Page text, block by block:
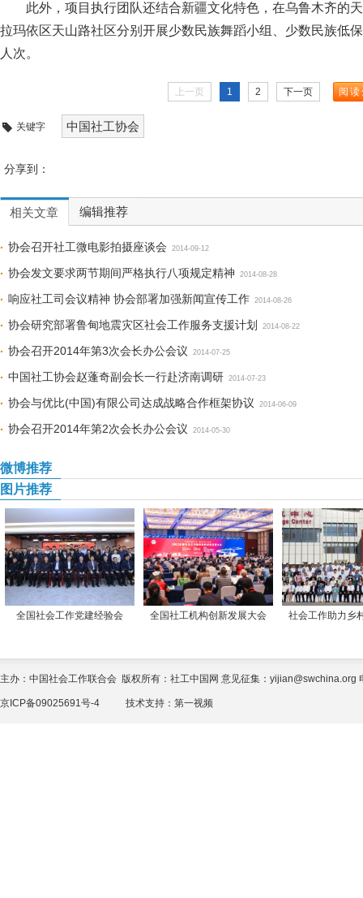
此外，项目执行团队还结合新疆文化特色，在乌鲁木齐的
拉玛依区天山路社区分别开展少数民族舞蹈小组、少数民族低
人次。
上一页 1 2 下一页 阅读
关键字 中国社工协会
分享到：
相关文章 编辑推荐
协会召开社工微电影拍摄座谈会 2014-09-12
协会发文要求两节期间严格执行八项规定精神 2014-08-28
响应社工司会议精神 协会部署加强新闻宣传工作 2014-08-26
协会研究部署鲁甸地震灾区社会工作服务支援计划 2014-08-22
协会召开2014年第3次会长办公会议 2014-07-25
中国社工协会赵蓬奇副会长一行赴济南调研 2014-07-23
协会与优比(中国)有限公司达成战略合作框架协议 2014-06-09
协会召开2014年第2次会长办公会议 2014-05-30
微博推荐
图片推荐
全国社会工作党建经验会 全国社工机构创新发展大会 社会工作助力乡
主办：中国社会工作联合会 版权所有：社工中国网 意见征集：yijian@swchina.org
京ICP备09025691号-4 技术支持： 第一视频